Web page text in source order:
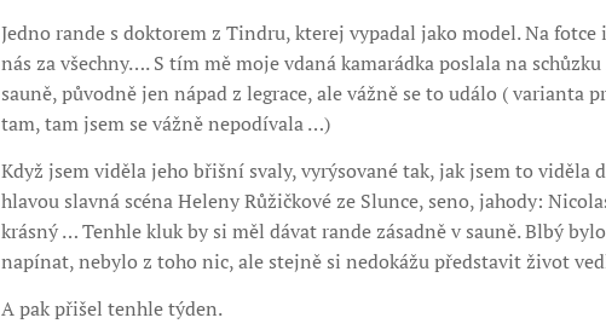
Jedno rande s doktorem z Tindru, kterej vypadal jako model. Na
nás za všechny…. S tím mě moje vdaná kamarádka poslala na
sauně, původně jen nápad z legrace, ale vážně se to událo ( varianta
tam, tam jsem se vážně nepodívala …)
Když jsem viděla jeho břišní svaly, vyrýsované tak, jak jsem to viděla
hlavou slavná scéna Heleny Růžičkové ze Slunce, seno, jahody:
krásný … Tenhle kluk by si měl dávat rande zásadně v sauně. Blbý
napínat, nebylo z toho nic, ale stejně si nedokážu představit život
A pak přišel tenhle týden.